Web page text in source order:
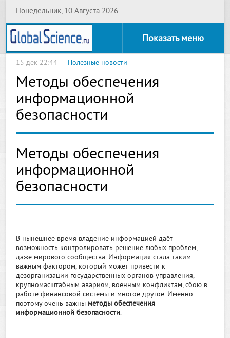
Понедельник, 10 Августа 2026
Показать меню
15 дек 22:44 Полезные новости
Методы обеспечения
информационной
безопасности
Методы обеспечения
информационной
безопасности
В нынешнее время владение информацией даёт
возможность контролировать решение любых проблем,
даже мирового сообщества. Информация стала таким
важным фактором, который может привести к
дезорганизации государственных органов управления,
крупномасштабным авариям, военным конфликтам, сбою в
работе финансовой системы и многое другое. Именно
поэтому очень важны методы обеспечения
информационной безопасности.